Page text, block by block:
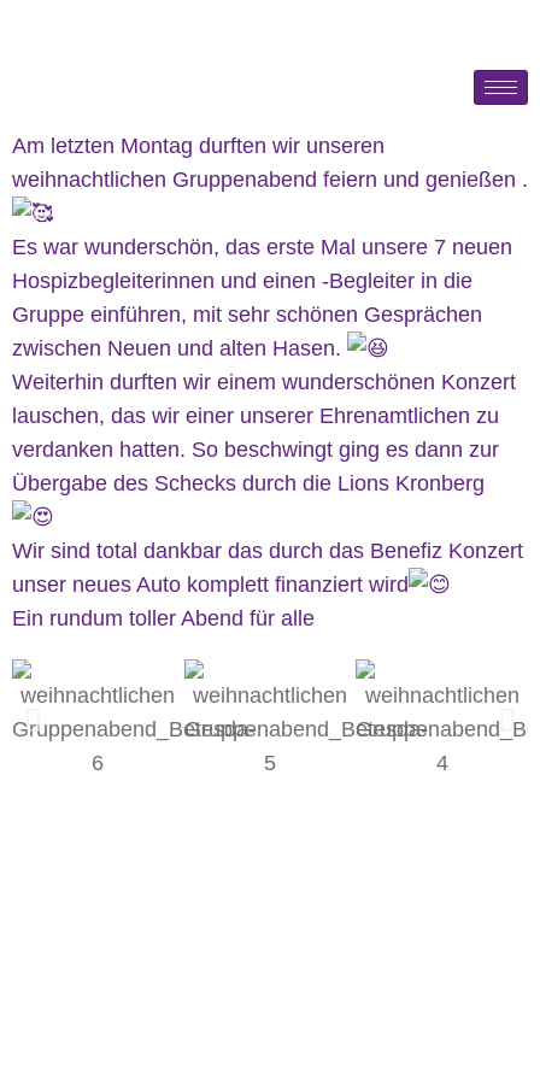
Am letzten Montag durften wir unseren
weihnachtlichen Gruppenabend feiern und genießen .
Es war wunderschön, das erste Mal unsere 7 neuen
Hospizbegleiterinnen und einen -Begleiter in die
Gruppe einführen, mit sehr schönen Gesprächen
zwischen Neuen und alten Hasen.
Weiterhin durften wir einem wunderschönen Konzert
lauschen, das wir einer unserer Ehrenamtlichen zu
verdanken hatten. So beschwingt ging es dann zur
Übergabe des Schecks durch die Lions Kronberg
Wir sind total dankbar das durch das Benefiz Konzert
unser neues Auto komplett finanziert wird
Ein rundum toller Abend für alle